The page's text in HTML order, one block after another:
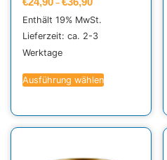
–
Enthält 19% MwSt.
Lieferzeit: ca. 2-3
Werktage
Ausführung wählen